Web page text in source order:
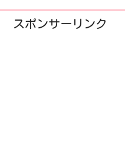
スポンサーリンク